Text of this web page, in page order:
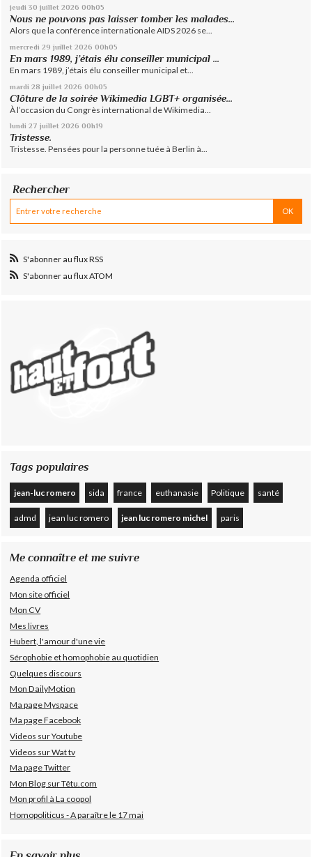
jeudi 30 juillet 2026 00h05
Nous ne pouvons pas laisser tomber les malades...
Alors que la conférence internationale AIDS 2026 se...
mercredi 29 juillet 2026 00h05
En mars 1989, j’étais élu conseiller municipal ...
En mars 1989, j’étais élu conseiller municipal et...
mardi 28 juillet 2026 00h05
Clôture de la soirée Wikimedia LGBT+ organisée...
À l’occasion du Congrès international de Wikimedia...
lundi 27 juillet 2026 00h19
Tristesse.
Tristesse. Pensées pour la personne tuée à Berlin à...
Rechercher
S'abonner au flux RSS
S'abonner au flux ATOM
Tags populaires
jean-luc romero sida france euthanasie Politique santé
admd jean luc romero jean luc romero michel paris
Me connaître et me suivre
Agenda officiel
Mon site officiel
Mon CV
Mes livres
Hubert, l'amour d'une vie
Sérophobie et homophobie au quotidien
Quelques discours
Mon DailyMotion
Ma page Myspace
Ma page Facebook
Videos sur Youtube
Videos sur Wat tv
Ma page Twitter
Mon Blog sur Têtu.com
Mon profil à La coopol
Homopoliticus - A paraître le 17 mai